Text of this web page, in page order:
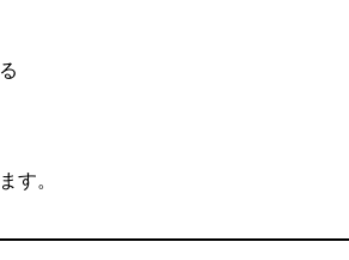
す。